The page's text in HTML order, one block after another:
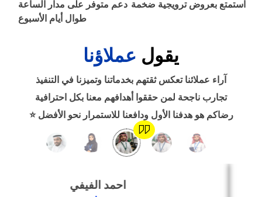
استمتع بعروض ترويجية ضخمة دعم متوفر على مدار الساعة
طوال أيام الأسبوع
يقول عملاؤنا
آراء عملائنا تعكس ثقتهم بخدماتنا وتميزنا في التنفيذ
تجارب ناجحة لمن حققوا أهدافهم معنا بكل احترافية
رضاكم هو هدفنا الأول ودافعنا للاستمرار نحو الأفضل ⭐
احمد الفيفي
حجز طيران ‹
الوظائف ‹
تصميم موقع/متجر/تطبيق